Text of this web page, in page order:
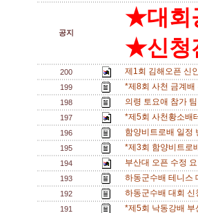
공지
★대회
★신청
200 제1회 김해오픈 신
199 *제8회 사천 금계
198 의령 토요애 참가
197 *제5회 사천황소배
196 함양비트로배 일정
195 *제3회 함양비트로
194 부산대 오픈 수정
193 하동군수배 테니스
192 하동군수배 대회
191 *제5회 낙동강배